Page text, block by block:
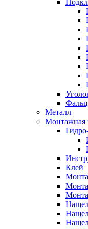
Металл
Монтажная
Клей